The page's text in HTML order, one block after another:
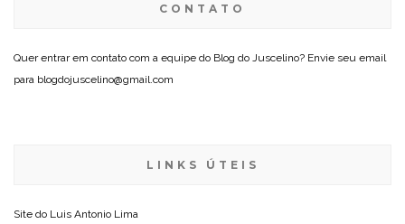
CONTATO
Quer entrar em contato com a equipe do Blog do Juscelino? Envie seu email
para blogdojuscelino@gmail.com
LINKS ÚTEIS
Site do Luis Antonio Lima